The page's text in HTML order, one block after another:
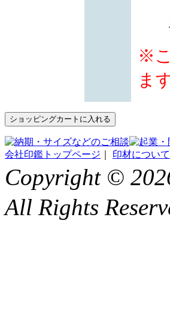
※
ま
会社印鑑トップページ 印材について
Copyright ©
All Rights